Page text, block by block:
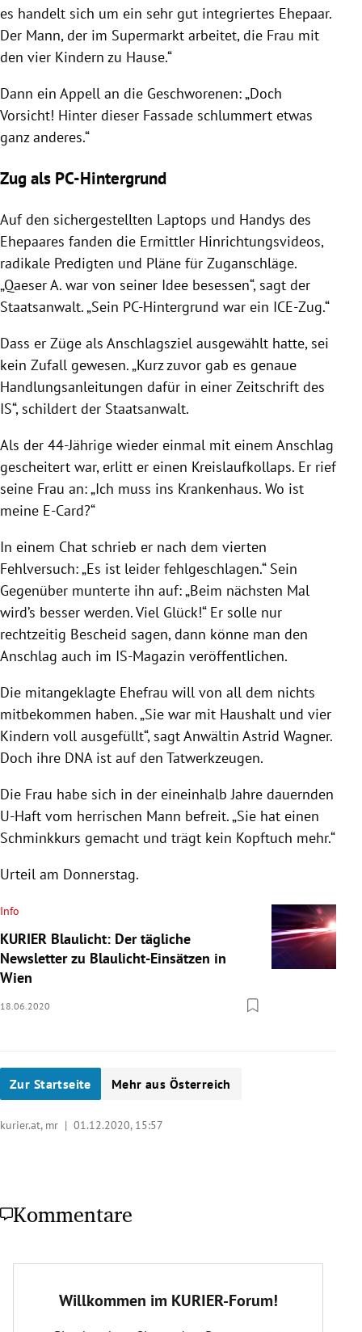
es handelt sich um ein sehr gut integriertes Ehepaar.
Der Mann, der im Supermarkt arbeitet, die Frau mit
den vier Kindern zu Hause.“
Dann ein Appell an die Geschworenen: „Doch
Vorsicht! Hinter dieser Fassade schlummert etwas
ganz anderes.“
Zug als PC-Hintergrund
Auf den sichergestellten Laptops und Handys des
Ehepaares fanden die Ermittler Hinrichtungsvideos,
radikale Predigten und Pläne für Zuganschläge.
„Qaeser A. war von seiner Idee besessen“, sagt der
Staatsanwalt. „Sein PC-Hintergrund war ein ICE-Zug.“
Dass er Züge als Anschlagsziel ausgewählt hatte, sei
kein Zufall gewesen. „Kurz zuvor gab es genaue
Handlungsanleitungen dafür in einer Zeitschrift des
IS“, schildert der Staatsanwalt.
Als der 44-Jährige wieder einmal mit einem Anschlag
gescheitert war, erlitt er einen Kreislaufkollaps. Er rief
seine Frau an: „Ich muss ins Krankenhaus. Wo ist
meine E-Card?“
In einem Chat schrieb er nach dem vierten
Fehlversuch: „Es ist leider fehlgeschlagen.“ Sein
Gegenüber munterte ihn auf: „Beim nächsten Mal
wird’s besser werden. Viel Glück!“ Er solle nur
rechtzeitig Bescheid sagen, dann könne man den
Anschlag auch im IS-Magazin veröffentlichen.
Die mitangeklagte Ehefrau will von all dem nichts
mitbekommen haben. „Sie war mit Haushalt und vier
Kindern voll ausgefüllt“, sagt Anwältin Astrid Wagner.
Doch ihre DNA ist auf den Tatwerkzeugen.
Die Frau habe sich in der eineinhalb Jahre dauernden
U-Haft vom herrischen Mann befreit. „Sie hat einen
Schminkkurs gemacht und trägt kein Kopftuch mehr.“
Urteil am Donnerstag.
Info
KURIER Blaulicht: Der tägliche
Newsletter zu Blaulicht-Einsätzen in
Wien
18.06.2020
Zur Startseite Mehr aus Österreich
kurier.at, mr | 01.12.2020, 15:57
Kommentare